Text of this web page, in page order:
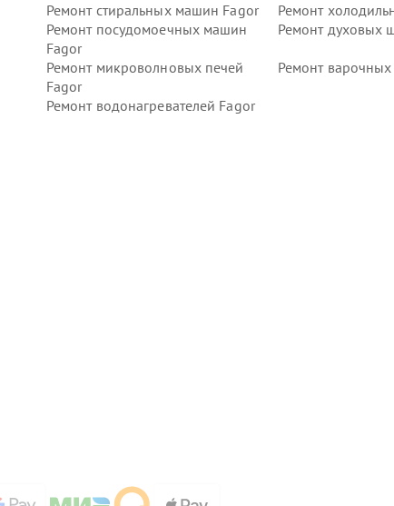
Ремонт стиральных машин Fagor
Ремонт
Ремонт посудомоечных машин
Fagor
Ремонт духовых
Ремонт микроволновых печей
Fagor
Ремонт
Ремонт водонагревателей Fagor